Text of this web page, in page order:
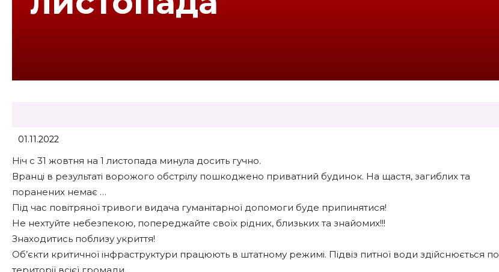
01.11.2022
Ніч с 31 жовтня на 1 листопада минула досить гучно.
Вранці в результаті ворожого обстрілу пошкоджено приватний будинок. На щастя, загиблих та
поранених немає …
Під час повітряної тривоги видача гуманітарної допомоги буде припинятися!
Не нехтуйте небезпекою, попереджайте своїх рідних, близьких та знайомих!!!
Знаходитись поблизу укриття!
Об’єкти критичної інфраструктури працюють в штатному режимі. Підвіз питної води здійснюється по